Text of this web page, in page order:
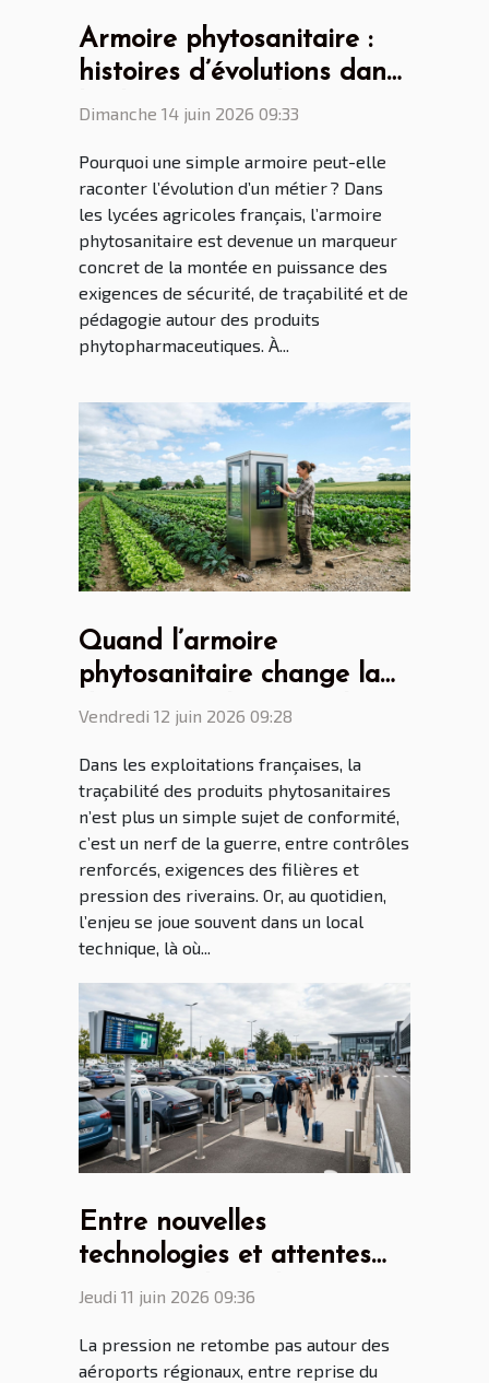
Armoire phytosanitaire :
histoires d’évolutions dans
les lycées agricoles
Dimanche 14 juin 2026 09:33
Pourquoi une simple armoire peut-elle
raconter l’évolution d’un métier ? Dans
les lycées agricoles français, l’armoire
phytosanitaire est devenue un marqueur
concret de la montée en puissance des
exigences de sécurité, de traçabilité et de
pédagogie autour des produits
phytopharmaceutiques. À...
Quand l’armoire
phytosanitaire change la
donne pour les agriculteurs
Vendredi 12 juin 2026 09:28
Dans les exploitations françaises, la
traçabilité des produits phytosanitaires
n’est plus un simple sujet de conformité,
c’est un nerf de la guerre, entre contrôles
renforcés, exigences des filières et
pression des riverains. Or, au quotidien,
l’enjeu se joue souvent dans un local
technique, là où...
Entre nouvelles
technologies et attentes
voyageur, le parking
l’heure des mutations
Jeudi 11 juin 2026 09:36
La pression ne retombe pas autour des
aéroports régionaux, entre reprise du